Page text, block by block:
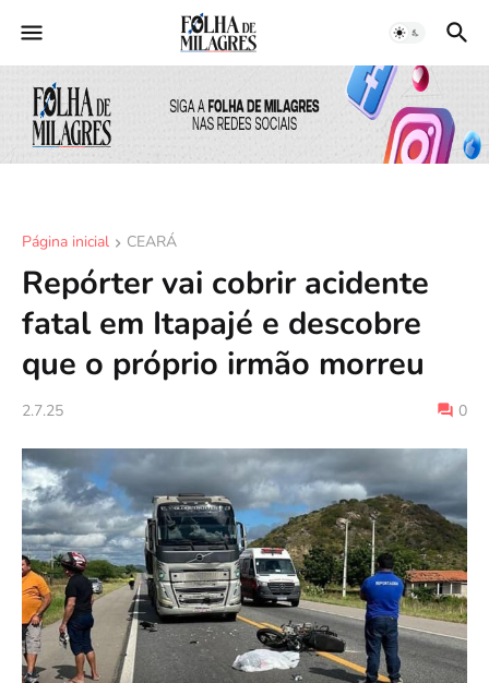
Página inicial CEARÁ
Repórter vai cobrir acidente
fatal em Itapajé e descobre
que o próprio irmão morreu
2.7.25 0